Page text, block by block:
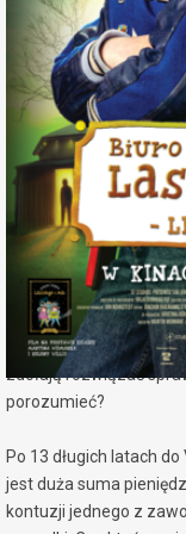
miejscowość:
Konin
adres:
Al. 1
data i godzina:
Info
Opis wydarzenia:
Raz, dwa, trzy –
nich strrrasznie fajna
starej maskotki
wstrząsa miastem, a
zdołają rozwiązać
porozumieć?
Po 13 długich latach
jest duża suma
kontuzji jednego z